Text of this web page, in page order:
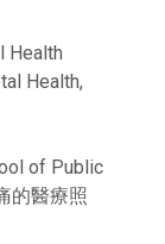
Health
Health,
of Public
的醫療照